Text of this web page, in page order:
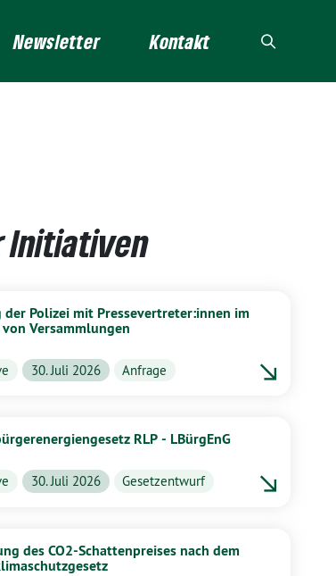
Newsletter Kontakt
Initiativen
der Polizei mit Pressevertreter:innen im
Versammlungen
30. Juli 2026 Anfrage
RLP - LBürgEnG
30. Juli 2026 Gesetzentwurf
des CO2-Schattenpreises nach dem